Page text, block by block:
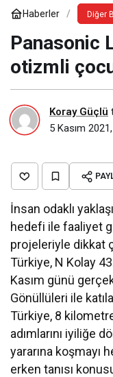
Haberler Diğer
Panasonic
otizmli
Koray Güçlü
5 Kasım
İnsan odaklı
hedefi ile faaliyet
projeleriyle dikkat
Türkiye, N Kolay
Kasım günü
Gönüllüleri ile
Türkiye, 8
adımlarını iyiliğe
yararına koşmayı
erken tanısı